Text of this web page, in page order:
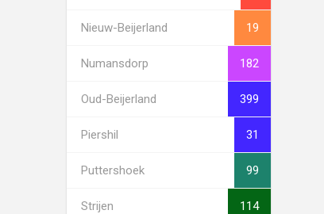
Nieuw-Beijerland 19
Numansdorp 182
Oud-Beijerland 399
Piershil 31
Puttershoek 99
Strijen 114